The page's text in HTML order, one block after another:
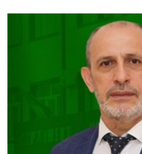
РАСПИСАНИЕ ВЕЩАНИЯ
ПОДПИШИТЕСЬ НА
СОЦИАЛЬНЫЕ СЕТИ